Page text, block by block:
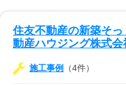
住友不動産の新築そ
動産ハウジング株式会
施工事例 （4件）